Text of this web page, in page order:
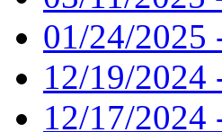
01/24/2025
12/19/2024
12/17/2024